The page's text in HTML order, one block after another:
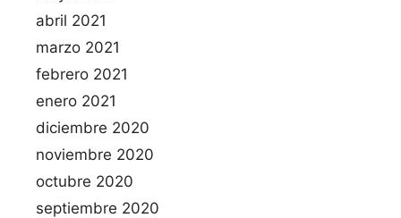
abril 2021
marzo 2021
febrero 2021
enero 2021
diciembre 2020
noviembre 2020
octubre 2020
septiembre 2020